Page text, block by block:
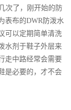
次了，刚开始的防
表布的DWR防泼水
可以定期简单清洗
水剂于鞋子外层来
走中路经常会需要
是必要的，才不会